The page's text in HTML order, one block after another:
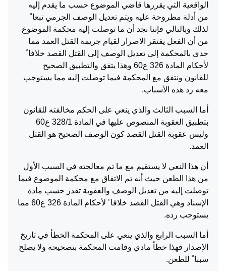
الواقعية التي يقررها قاضي الموضوع حسب ما يقدم إليه
من أدلة مطروحة عليه ويتم تعديل الوصف الجرمي تبعا ً
لذلك وبالتالي فإننا نجد أن ما توصلت إليه محكمة الموضوع
من أن الفعل يفتقر الاصرار لقيام جريمة القتل العمد مما
حدى بالمحكمة إلى تعديل الوصف إلى القتل القصد خلافا ً
لأحكام المادة 326 ع60 وهذا يتفق والتطبيق الصحيح
للقانون ونتفق مع المحكمة فيما توصلت إليه مما يستوجب
معه رد هذه الأسباب.
أما السبب الثالث والذي ينعي على الحكم مخالفته للقانون
بتطبيق العقوبة المنصوص عليها في المادة 328/1 ع60
وليس عقوبة القتل القصد كون الوصف الصحيح هو القتل
العمد.
أن هذا النعي لا يستقيم مع ما تم معالجته في السبب الأول
من هذا الطعن حيث أنه تم الاتفاق مع محكمة الموضوع فيما
توصلت إليه من تعديل الوصف والعقوبة تقدر حسب مادة
الإسناد وهي القتل القصد خلافا ً لأحكام المادة 326 ع60 مما
يستوجب رده.
أما السبب الرابع والذي ينعي على المحكمة الخطأ في تاريخ
الإصدار فهذا خطأ مادي وقامت المحكمة بتصحيحه ولا يصلح
سببا ً للطعن.